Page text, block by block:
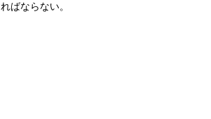
ばならない。